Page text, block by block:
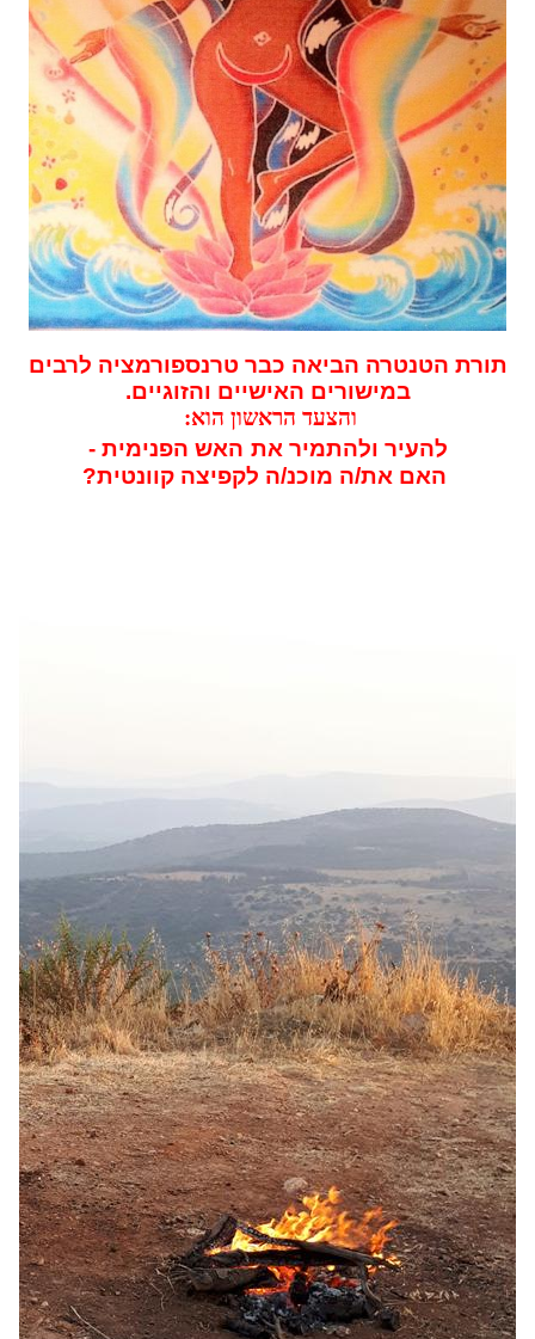
תורת הטנטרה הביאה כבר טרנספורמציה לרבים
במישורים האישיים והזוגיים.
והצעד הראשון הוא:
להעיר ולהתמיר את האש הפנימית -
האם את/ה מוכנ/ה לקפיצה קוונטית?